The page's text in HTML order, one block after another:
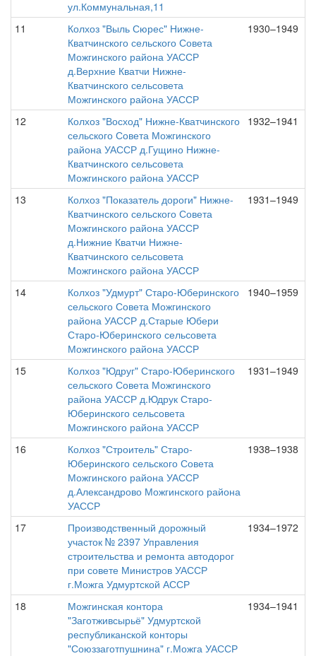
ул.Коммунальная,11
11
Колхоз "Выль Сюрес" Нижне-
Кватчинского сельского Совета
Можгинского района УАССР
д.Верхние Кватчи Нижне-
Кватчинского сельсовета
Можгинского района УАССР
1930–1949
12
Колхоз "Восход" Нижне-Кватчинского
сельского Совета Можгинского
района УАССР д.Гущино Нижне-
Кватчинского сельсовета
Можгинского района УАССР
1932–1941
13
Колхоз "Показатель дороги" Нижне-
Кватчинского сельского Совета
Можгинского района УАССР
д.Нижние Кватчи Нижне-
Кватчинского сельсовета
Можгинского района УАССР
1931–1949
14
Колхоз "Удмурт" Старо-Юберинского
сельского Совета Можгинского
района УАССР д.Старые Юбери
Старо-Юберинского сельсовета
Можгинского района УАССР
1940–1959
15
Колхоз "Юдруг" Старо-Юберинского
сельского Совета Можгинского
района УАССР д.Юдрук Старо-
Юберинского сельсовета
Можгинского района УАССР
1931–1949
16
Колхоз "Строитель" Старо-
Юберинского сельского Совета
Можгинского района УАССР
д.Александрово Можгинского района
УАССР
1938–1938
17
Производственный дорожный
участок № 2397 Управления
строительства и ремонта автодорог
при совете Министров УАССР
г.Можга Удмуртской АССР
1934–1972
18
Можгинская контора
"Заготживсырьё" Удмуртской
республиканской конторы
"Союззаготпушнина" г.Можга УАССР
1934–1941